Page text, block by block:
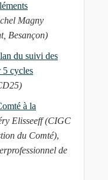
Magny
Besançon)
du suivi des
5 cycles
à la
Elisseeff (CIGC
du Comté),
de